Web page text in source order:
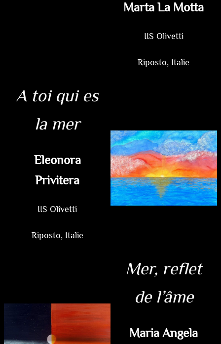
Marta La Motta
IIS Olivetti
Riposto, Italie
A toi qui es
la mer
Eleonora
Privitera
IIS Olivetti
Riposto, Italie
Mer, reflet
de l’âme
Maria Angela